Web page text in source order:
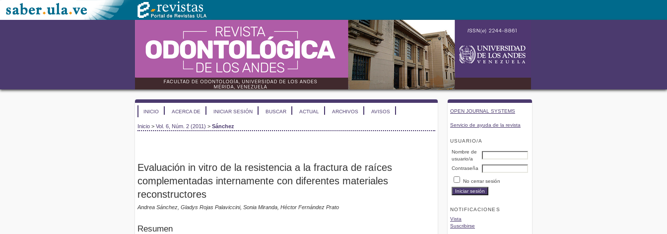
OPEN JOURNAL SYSTEMS
Servicio de ayuda de la revista
USUARIO/A
Nombre de
usuario/a
Contraseña
No cerrar sesión
NOTIFICACIONES
Vista
Suscribirse
INICIO ACERCA DE INICIAR SESIÓN BUSCAR ACTUAL ARCHIVOS AVISOS
Inicio > Vol. 6, Núm. 2 (2011) > Sánchez
Evaluación in vitro de la resistencia a la fractura de raíces
complementadas internamente con diferentes materiales
reconstructores
Andrea Sánchez, Gladys Rojas Palaviccini, Sonia Miranda, Héctor Fernández Prato
Resumen